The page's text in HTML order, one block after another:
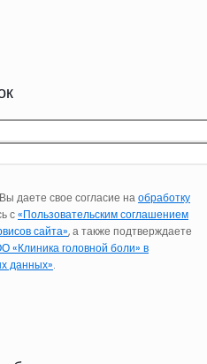
даете свое согласие наобработку
с«Пользовательским соглашением
сайта», а также подтверждаете
«Клиника головной боли» в
данных».